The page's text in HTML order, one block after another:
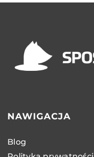
NAWIGACJA
Blog